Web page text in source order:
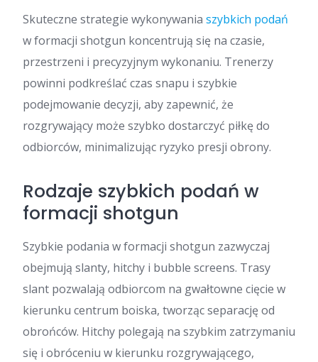
Skuteczne strategie wykonywania szybkich podań
w formacji shotgun koncentrują się na czasie,
przestrzeni i precyzyjnym wykonaniu. Trenerzy
powinni podkreślać czas snapu i szybkie
podejmowanie decyzji, aby zapewnić, że
rozgrywający może szybko dostarczyć piłkę do
odbiorców, minimalizując ryzyko presji obrony.
Rodzaje szybkich podań w
formacji shotgun
Szybkie podania w formacji shotgun zazwyczaj
obejmują slanty, hitchy i bubble screens. Trasy
slant pozwalają odbiorcom na gwałtowne cięcie w
kierunku centrum boiska, tworząc separację od
obrońców. Hitchy polegają na szybkim zatrzymaniu
się i obróceniu w kierunku rozgrywającego,